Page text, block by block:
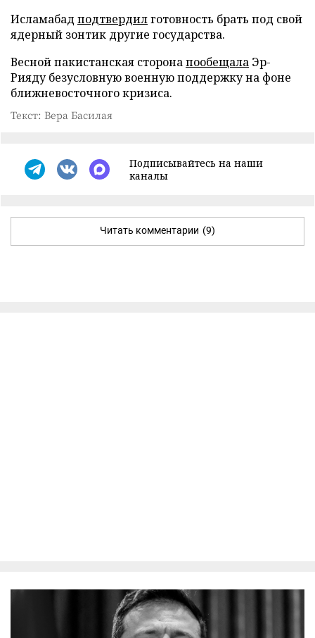
Исламабад подтвердилготовность брать под свой
ядерный зонтик другие государства.
Весной пакистанская сторонапообещала Эр-
Рияду безусловную военную поддержку на фоне
ближневосточного кризиса.
Текст: Вера Басилая
Подписывайтесь на наши
каналы
Читать комментарии (9)